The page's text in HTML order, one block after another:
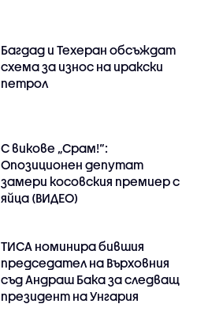
Багдад и Техеран обсъждат
схема за износ на иракски
петрол
С викове „Срам!“:
Опозиционен депутат
замери косовския премиер с
яйца (ВИДЕО)
ТИСА номинира бившия
председател на Върховния
съд Андраш Бака за следващ
президент на Унгария